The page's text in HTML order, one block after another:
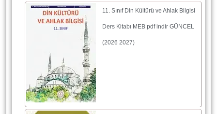
11. Sınıf Din Kültürü ve Ahlak Bilgisi
Ders Kitabı MEB pdf indir GÜNCEL
(2026 2027)